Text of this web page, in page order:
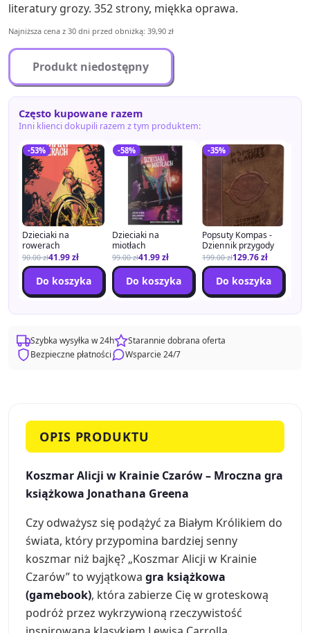
literatury grozy. 352 strony, miękka oprawa.
Najniższa cena z 30 dni przed obniżką: 39,90 zł
Produkt niedostępny
Często kupowane razem
Inni klienci dokupili razem z tym produktem:
-53%
Dzieciaki na
rowerach
90.00zł41.99zł
Do koszyka
-58%
Dzieciaki na
miotłach
99.00zł41.99zł
Do koszyka
-35%
Popsuty Kompas -
Dziennik przygody
199.00zł129.76zł
Do koszyka
Szybka wysyłka w 24h
Starannie dobrana oferta
Bezpieczne płatności
Wsparcie 24/7
OPIS PRODUKTU
Koszmar Alicji w Krainie Czarów – Mroczna gra
książkowa Jonathana Greena
Czy odważysz się podążyć za Białym Królikiem do
świata, który przypomina bardziej senny
koszmar niż bajkę? „Koszmar Alicji w Krainie
Czarów” to wyjątkowa gra książkowa
(gamebook), która zabierze Cię w groteskową
podróż przez wykrzywioną rzeczywistość